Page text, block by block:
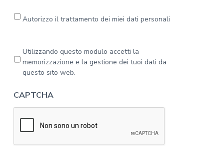
e
l
f
o
t
Autorizzo il trattamento dei miei dati personali
r
c
y
*
Utilizzando questo modulo accetti la
memorizzazione e la gestione dei tuoi dati da
questo sito web.
CAPTCHA